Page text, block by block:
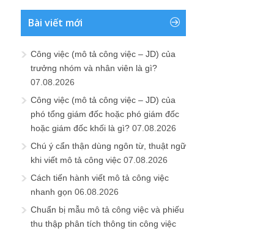
Bài viết mới
Công việc (mô tả công việc – JD) của
trưởng nhóm và nhân viên là gì?
07.08.2026
Công việc (mô tả công việc – JD) của
phó tổng giám đốc hoặc phó giám đốc
hoặc giám đốc khối là gì? 07.08.2026
Chú ý cẩn thận dùng ngôn từ, thuật ngữ
khi viết mô tả công việc 07.08.2026
Cách tiến hành viết mô tả công việc
nhanh gọn 06.08.2026
Chuẩn bị mẫu mô tả công việc và phiếu
thu thập phân tích thông tin công việc